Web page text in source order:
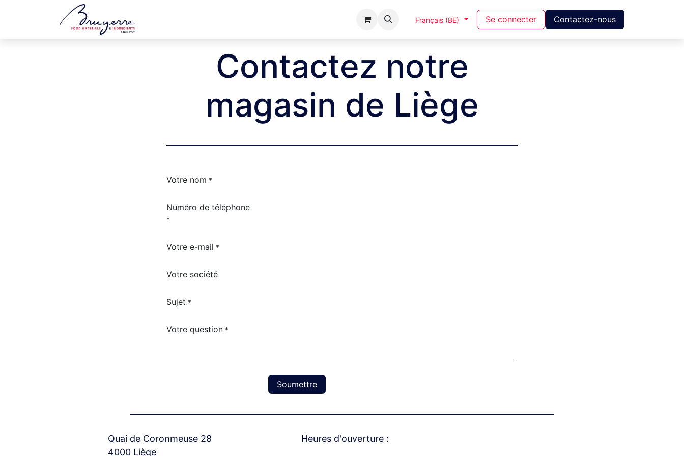
A Propos Français (BE) Se connecter Contactez-nous
Contactez notre
magasin de Liège
Votre nom *
Numéro de téléphone
*
Votre e-mail *
Votre société
Sujet *
Votre question *
Soumettre
Quai de Coronmeuse 28
4000 Liège
Heures d'ouverture :